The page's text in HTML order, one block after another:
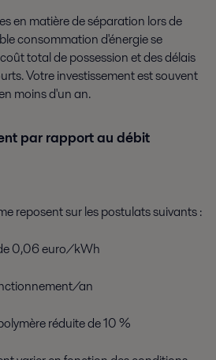
en matière de séparation lors de
consommation d'énergie se
total de possession et des délais
Votre investissement est souvent
moins d'un an.
par rapport au débit
reposent sur les postulats suivants :
0,06 euro/kWh
an
réduite de 10 %